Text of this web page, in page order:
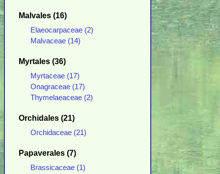
Malvales (16)
Elaeocarpaceae (2)
Malvaceae (14)
Myrtales (36)
Myrtaceae (17)
Onagraceae (17)
Thymelaeaceae (2)
Orchidales (21)
Orchidaceae (21)
Papaverales (7)
Brassicaceae (1)